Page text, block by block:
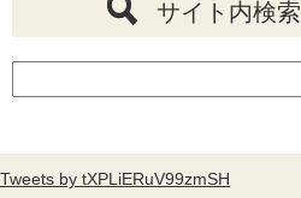
サイト内検索
Tweets by tXPLiERuV99zmSH